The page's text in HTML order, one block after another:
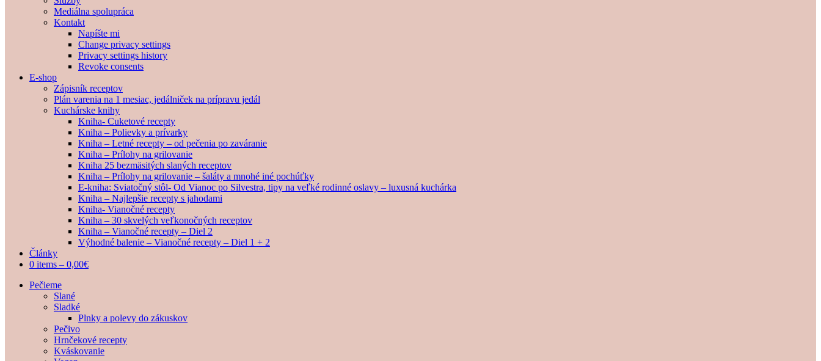
Mediálna spolupráca
Kontakt
Napíšte mi
Change privacy settings
Privacy settings history
Revoke consents
E-shop
Zápisník receptov
Plán varenia na 1 mesiac, jedálniček na prípravu jedál
Kuchárske knihy
Kniha- Cuketové recepty
Kniha – Polievky a prívarky
Kniha – Letné recepty – od pečenia po zaváranie
Kniha – Prílohy na grilovanie
Kniha 25 bezmäsitých slaných receptov
Kniha – Prílohy na grilovanie – šaláty a mnohé iné pochúťky
E-kniha: Sviatočný stôl- Od Vianoc po Silvestra, tipy na veľké rodinné oslavy – luxusná kuchárka
Kniha – Najlepšie recepty s jahodami
Kniha- Vianočné recepty
Kniha – 30 skvelých veľkonočných receptov
Kniha – Vianočné recepty – Diel 2
Výhodné balenie – Vianočné recepty – Diel 1 + 2
Články
0 items – 0,00€
Pečieme
Slané
Sladké
Plnky a polevy do zákuskov
Pečivo
Hrnčekové recepty
Kváskovanie